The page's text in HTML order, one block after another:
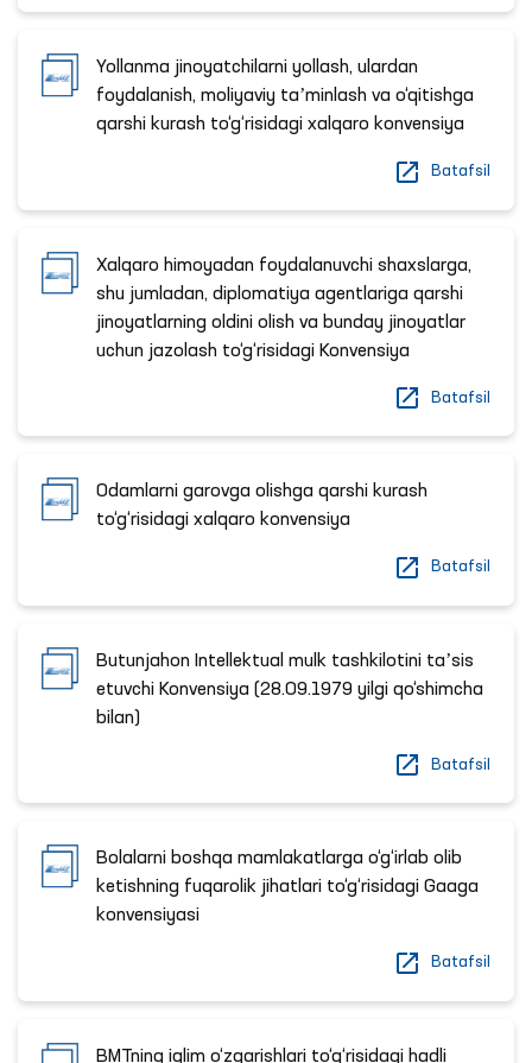
Yollanma jinoyatchilarni yollash, ulardan
foydalanish, moliyaviy taʼminlash va o‘qitishga
qarshi kurash to‘g‘risidagi xalqaro konvensiya
Batafsil
Xalqaro himoyadan foydalanuvchi shaxslarga,
shu jumladan, diplomatiya agentlariga qarshi
jinoyatlarning oldini olish va bunday jinoyatlar
uchun jazolash to‘g‘risidagi Konvensiya
Batafsil
Odamlarni garovga olishga qarshi kurash
to‘g‘risidagi xalqaro konvensiya
Batafsil
Butunjahon Intellektual mulk tashkilotini taʼsis
etuvchi Konvensiya (28.09.1979 yilgi qo‘shimcha
bilan)
Batafsil
Bolalarni boshqa mamlakatlarga o‘g‘irlab olib
ketishning fuqarolik jihatlari to‘g‘risidagi Gaaga
konvensiyasi
Batafsil
BMTning iqlim o‘zgarishlari to‘g‘risidagi hadli